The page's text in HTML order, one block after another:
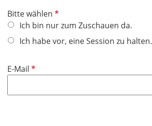
Bitte wählen P
f
f
Ich bin nur zum Zuschauen da.
Ich habe vor, eine Session zu halten.
E-Mail P